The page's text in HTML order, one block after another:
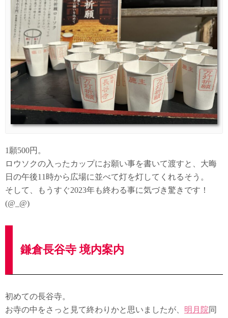
1願500円。
ロウソクの入ったカップにお願い事を書いて渡すと、大晦
日の午後11時から広場に並べて灯を灯してくれるそう。
そして、もうすぐ2023年も終わる事に気づき驚きです！
(@_@)
鎌倉長谷寺 境内案内
初めての長谷寺。
お寺の中をさっと見て終わりかと思いましたが、 明月院同